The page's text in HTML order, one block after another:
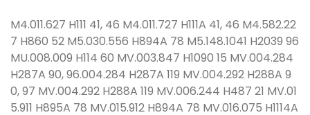
M4.011.627 H111 41, 46 M4.011.727 H111A 41, 46 M4.582.22
7 H860 52 M5.030.556 H894A 78 M5.148.1041 H2039 96
MU.008.009 H114 60 MV.003.847 H1090 15 MV.004.284
H287A 90, 96.004.284 H287A 119 MV.004.292 H288A 9
0, 97 MV.004.292 H288A 119 MV.006.244 H487 21 MV.01
5.911 H895A 78 MV.015.912 H894A 78 MV.016.075 H1114A